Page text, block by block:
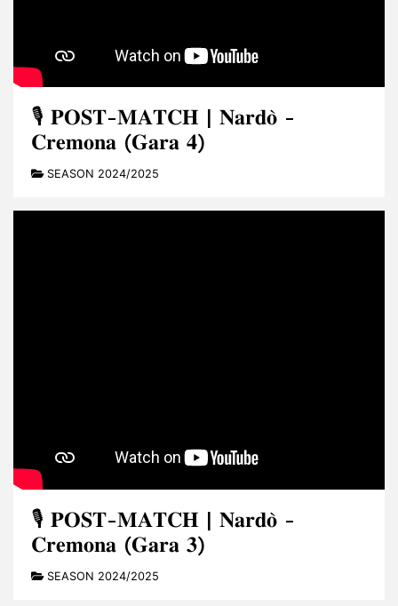
🎙️ 𝐏𝐎𝐒𝐓-𝐌𝐀𝐓𝐂𝐇 | 𝐍𝐚𝐫𝐝𝐨̀ -
𝐂𝐫𝐞𝐦𝐨𝐧𝐚 (𝐆𝐚𝐫𝐚 𝟒)
SEASON 2024/2025
🎙️ 𝐏𝐎𝐒𝐓-𝐌𝐀𝐓𝐂𝐇 | 𝐍𝐚𝐫𝐝𝐨̀ -
𝐂𝐫𝐞𝐦𝐨𝐧𝐚 (𝐆𝐚𝐫𝐚 𝟑)
SEASON 2024/2025